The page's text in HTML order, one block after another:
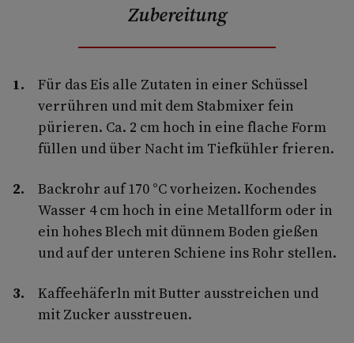
Zubereitung
Für das Eis alle Zutaten in einer Schüssel
verrühren und mit dem Stabmixer fein
pürieren. Ca. 2 cm hoch in eine flache Form
füllen und über Nacht im Tiefkühler frieren.
Backrohr auf 170 °C vorheizen. Kochendes
Wasser 4 cm hoch in eine Metallform oder in
ein hohes Blech mit dünnem Boden gießen
und auf der unteren Schiene ins Rohr stellen.
Kaffeehäferln mit Butter ausstreichen und
mit Zucker ausstreuen.